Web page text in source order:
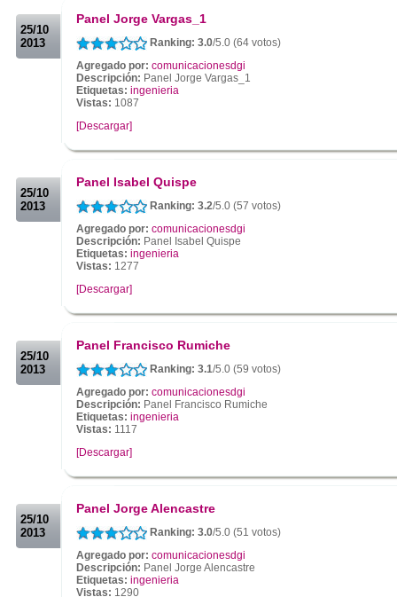
25/10
2013
Panel Jorge Vargas_1
Ranking: 3.0/5.0 (64 votos)
Agregado por: comunicacionesdgi
Descripción: Panel Jorge Vargas_1
Etiquetas: ingenieria
Vistas: 1087
[Descargar]
25/10
2013
Panel Isabel Quispe
Ranking: 3.2/5.0 (57 votos)
Agregado por: comunicacionesdgi
Descripción: Panel Isabel Quispe
Etiquetas: ingenieria
Vistas: 1277
[Descargar]
25/10
2013
Panel Francisco Rumiche
Ranking: 3.1/5.0 (59 votos)
Agregado por: comunicacionesdgi
Descripción: Panel Francisco Rumiche
Etiquetas: ingenieria
Vistas: 1117
[Descargar]
25/10
2013
Panel Jorge Alencastre
Ranking: 3.0/5.0 (51 votos)
Agregado por: comunicacionesdgi
Descripción: Panel Jorge Alencastre
Etiquetas: ingenieria
Vistas: 1290